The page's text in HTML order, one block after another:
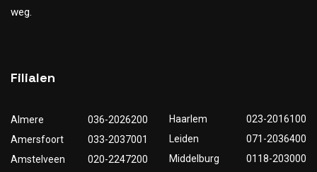
weg.
Filialen
Almere
036-2026200
Amersfoort
033-2037001
Amstelveen
020-2247200
Haarlem
023-2016100
Leiden
071-2036400
Middelburg
0118-203000